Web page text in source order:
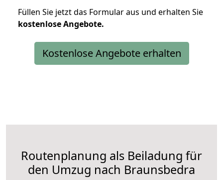
Füllen Sie jetzt das Formular aus und erhalten Sie
kostenloseAngebote.
Kostenlose Angebote erhalten
Routenplanung als Beiladung für
den Umzug nach Braunsbedra